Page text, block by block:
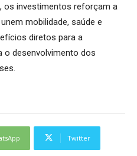
os investimentos reforçam a
mobilidade, saúde e
diretos para a
o desenvolvimento dos
Twitter